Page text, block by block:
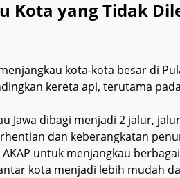
Kota yang Tidak
kota-kota besar di
kereta api, terutama
Jawa dibagi menjadi 2 jalur,
dan keberangkatan
untuk menjangkau
kota menjadi lebih mudah